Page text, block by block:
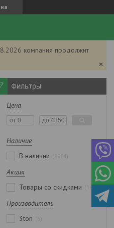
компания продолжит
Фильтры
Цена
Наличие
В наличии
Акция
Товары со скидками
Производитель
3ton